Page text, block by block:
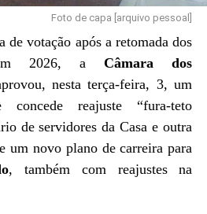
punição no Conselho de Ética
Foto de capa [arquivo pessoal]
de votação após a retomada dos
em 2026, aCâmara dos
nesta terça-feira, 3, um
reajuste “fura-teto
de servidores da Casa e outra
um novo plano de carreira para
, também com reajustes na